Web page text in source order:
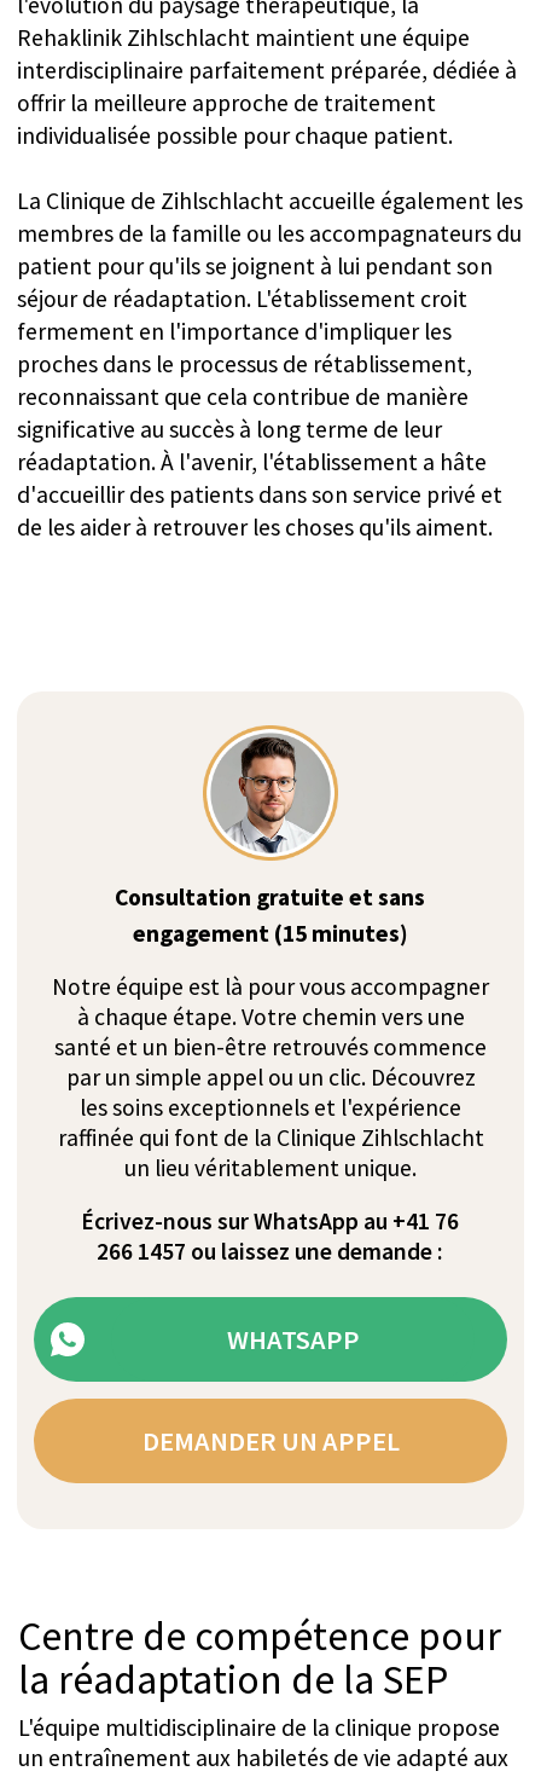
santé et un bien-être retrouvés commence
par un simple appel ou un clic. Découvrez
les soins exceptionnels et l'expérience
raffinée qui font de la Clinique Zihlschlacht
un lieu véritablement unique.
Écrivez-nous sur WhatsApp au +41 76
DEMANDER UN APPEL
WHATSAPP
Centre de compétence pour
la réadaptation de la SEP
L'équipe multidisciplinaire de la clinique propose
un entraînement aux habiletés de vie adapté aux
Hydrothérapie
Ergothérapie
QiGong
Ergothérapie
Équithérapie
Neuro-urologie
(MTC)
Axes du traitement
L'objectif principal de la réadaptation en
de traitement interdisciplinaire.
Les thérapies fonctionnelles, comprenant
principalement la kinésithérapie, l'ergothérapie,
l'orthophonie et la neuropsychologie, sont
conçues pour réduire les symptômes existants et
les déficiences qui en résultent, ou empêcher